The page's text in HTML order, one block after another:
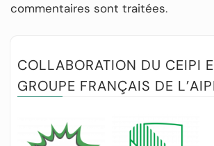
commentaires sont traitées.
COLLABORATION DU CEIPI
GROUPE FRANÇAIS DE